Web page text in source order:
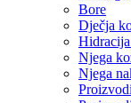
Bore
Dječja
Njega
Njega